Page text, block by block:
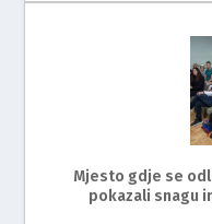
Mjesto gdje se
pokazali snagu